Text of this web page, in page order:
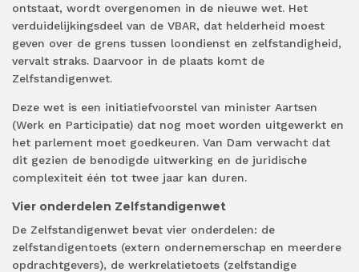
ontstaat, wordt overgenomen in de nieuwe wet. Het
verduidelijkingsdeel van de VBAR, dat helderheid moest
geven over de grens tussen loondienst en zelfstandigheid,
vervalt straks. Daarvoor in de plaats komt de
Zelfstandigenwet.
Deze wet is een initiatiefvoorstel van minister Aartsen
(Werk en Participatie) dat nog moet worden uitgewerkt en
het parlement moet goedkeuren. Van Dam verwacht dat
dit gezien de benodigde uitwerking en de juridische
complexiteit één tot twee jaar kan duren.
Vier onderdelen Zelfstandigenwet
De Zelfstandigenwet bevat vier onderdelen: de
zelfstandigentoets (extern ondernemerschap en meerdere
opdrachtgevers), de werkrelatietoets (zelfstandige